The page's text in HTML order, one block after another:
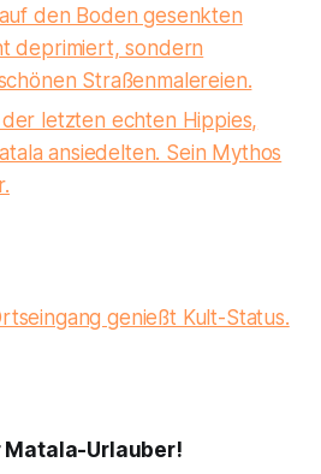
Matala-Urlauber!